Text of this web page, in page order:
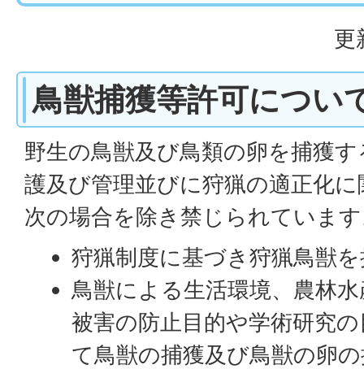
更
鳥獣捕獲等許可につい
野生の鳥獣及び鳥類の卵を捕獲
護及び管理並びに狩猟の適正化
次の場合を除き禁じられていま
狩猟制度に基づき狩猟鳥獣
鳥獣による生活環境、農林
被害の防止目的や学術研究
て鳥獣の捕獲及び鳥獣の卵